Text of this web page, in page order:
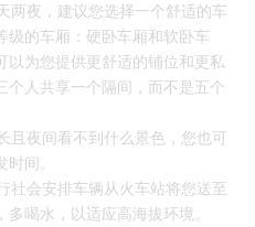
两夜，建议您选择一个舒适的车
级的车厢：硬卧车厢和软卧车
以为您提供更舒适的铺位和更私
个人共享一个隔间，而不是五个
且夜间看不到什么景色，您也可
间。
社会安排车辆从火车站将您送至
喝水，以适应高海拔环境。